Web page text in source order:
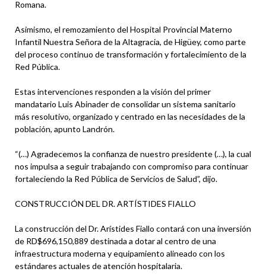
Romana.
Asimismo, el remozamiento del Hospital Provincial Materno
Infantil Nuestra Señora de la Altagracia, de Higüey, como parte
del proceso continuo de transformación y fortalecimiento de la
Red Pública.
Estas intervenciones responden a la visión del primer
mandatario Luis Abinader de consolidar un sistema sanitario
más resolutivo, organizado y centrado en las necesidades de la
población, apunto Landrón.
“(…) Agradecemos la confianza de nuestro presidente (…), la cual
nos impulsa a seguir trabajando con compromiso para continuar
fortaleciendo la Red Pública de Servicios de Salud”, dijo.
CONSTRUCCIÓN DEL DR. ARTÍSTIDES FIALLO
La construcción del Dr. Arístides Fiallo contará con una inversión
de RD$696,150,889 destinada a dotar al centro de una
infraestructura moderna y equipamiento alineado con los
estándares actuales de atención hospitalaria.